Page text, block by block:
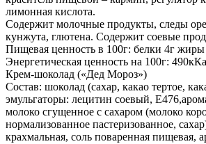
лимонная кислота.
Содержит молочные продукты, следы
кунжута, глютена. Содержит соевые
Пищевая ценность в 100г: белки 4г жиры
Энергетическая ценность на 100г:
Крем-шоколад («Дед Мороз»)
Состав: шоколад (сахар, какао тертое,
эмульгаторы: лецитин соевый,
молоко сгущенное с сахаром (молоко
нормализованное пастеризованное,
крахмальная, соль поваренная пищевая,